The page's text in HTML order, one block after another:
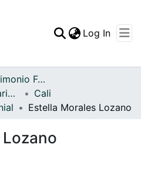
Statistics
Log In
Archivo del Patrimonio Fotográfico y Fílmico del Valle del Cauca
Fondo Fotográfico Diario Occidente
Cali
Estella Morales Lozano